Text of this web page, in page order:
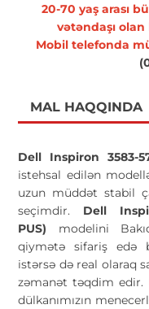
20-70 yaş arası
vətəndaşı
Mobil telefonda
MAL HAQQINDA
Dell Inspiron 3583-
istehsal edilən
uzun müddət stabil
seçimdir. Dell
PUS) modelini
qiymətə sifariş edə
istərsə də real olaraq
zəmanət təqdim edir.
dülkanımızın